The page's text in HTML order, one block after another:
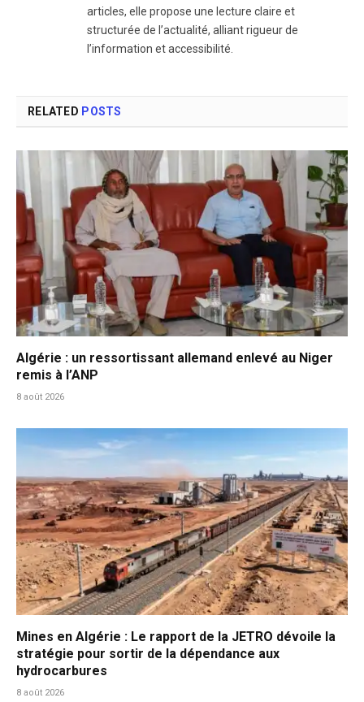
articles, elle propose une lecture claire et
structurée de l’actualité, alliant rigueur de
l’information et accessibilité.
RELATED POSTS
Algérie : un ressortissant allemand enlevé au Niger
remis à l’ANP
8 août 2026
Mines en Algérie : Le rapport de la JETRO dévoile la
stratégie pour sortir de la dépendance aux
hydrocarbures
8 août 2026